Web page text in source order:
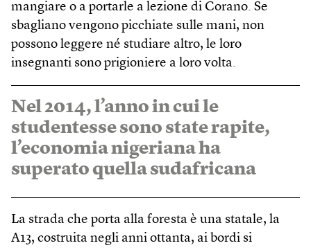
mangiare o a portarle a lezione di Corano. Se
sbagliano vengono picchiate sulle mani, non
possono leggere né studiare altro, le loro
insegnanti sono prigioniere a loro volta.
Nel 2014, l’anno in cui le
studentesse sono state rapite,
l’economia nigeriana ha
superato quella sudafricana
La strada che porta alla foresta è una statale, la
A13, costruita negli anni ottanta, ai bordi si